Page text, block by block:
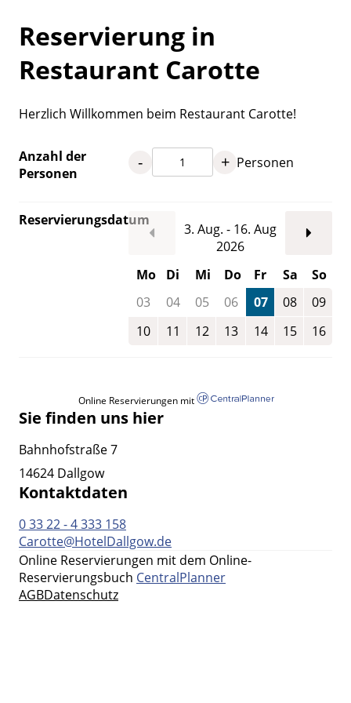
Reservierung in
Restaurant Carotte
Herzlich Willkommen beim Restaurant Carotte!
Anzahl der
Personen
- + Personen
Reservierungsdatum
3. Aug. - 16. Aug
2026
Mo
Di Mi Do Fr Sa
So
03
04 05 06 07 08
09
10
11 12 13 14 15 16
Online Reservierungen mit
Sie finden uns hier
Bahnhofstraße 7
14624 Dallgow
Kontaktdaten
0 33 22 - 4 333 158
Carotte@HotelDallgow.de
Online Reservierungen mit dem Online-
Reservierungsbuch CentralPlanner
AGBDatenschutz